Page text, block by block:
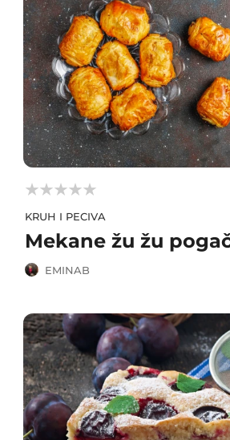



KRUH I PECIVA
Mekane žu žu
EMINAB